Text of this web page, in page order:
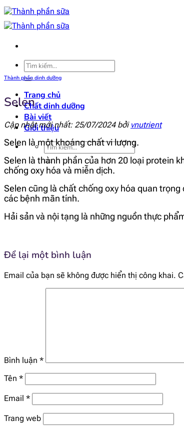
Bỏ
qua
nội
Tìm
kiếm:
Trang chủ
Chất dinh dưỡng
Bài viết
Giới thiệu
Tìm
kiếm:
Thành phần dinh dưỡng
Selen
Cập nhật mới nhất: 25/07/2024 bởi vnutrient
Selen là một khoáng chất vi lượng.
Selen là thành phần của hơn 20 loại protein
chống oxy hóa và miễn dịch.
Selen cũng là chất chống oxy hóa quan
các bệnh mãn tính.
Hải sản và nội tạng là những nguồn thực
Để lại một bình luận
Email của bạn sẽ không được hiển thị công khai.
Bình luận *
Tên *
Email *
Trang web